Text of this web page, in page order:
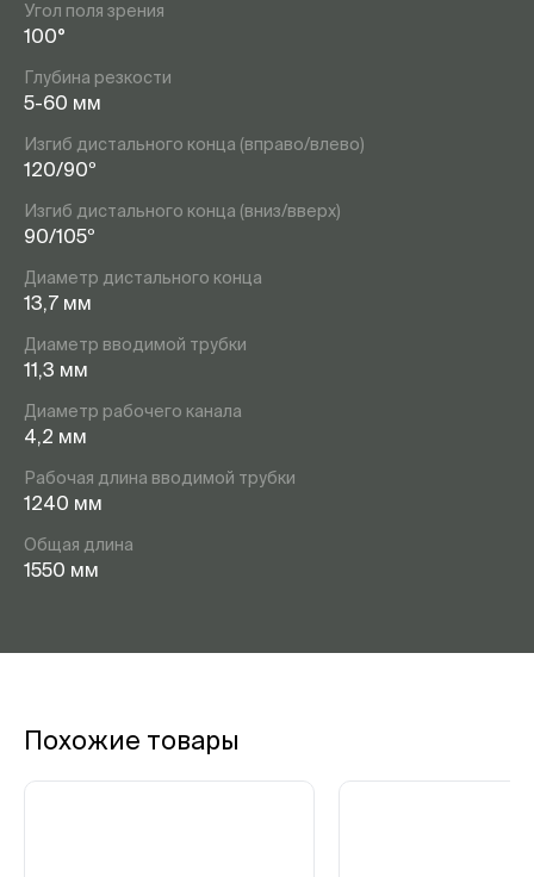
Угол поля зрения
100°
Глубина резкости
5-60 мм
Изгиб дистального конца (вправо/влево)
120/90º
Изгиб дистального конца (вниз/вверх)
90/105º
Диаметр дистального конца
13,7 мм
Диаметр вводимой трубки
11,3 мм
Диаметр рабочего канала
4,2 мм
Рабочая длина вводимой трубки
1240 мм
Общая длина
1550 мм
Похожие товары